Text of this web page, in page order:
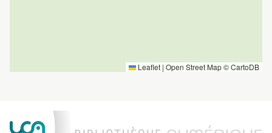
Leaflet | Open Street Map ©CartoDB